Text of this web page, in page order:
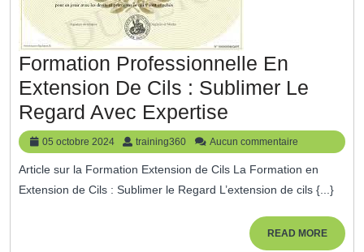
Formation Professionnelle En
Extension De Cils : Sublimer Le
Regard Avec Expertise
En
Extension
Cils
05 octobre 2024
05
octobre
2024
training360 training360
Aucun commentaire
Article sur la Formation Extension de Cils La Formation en
Extension de Cils : Sublimer le Regard L’extension de cils {...}
READ MOREREAD
MORE